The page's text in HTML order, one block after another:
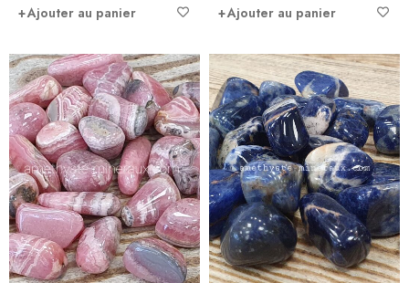
Ajouter au panier Ajouter au panier